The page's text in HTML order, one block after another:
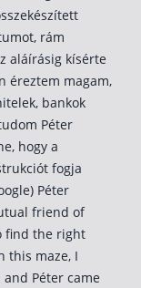
rám
aláírásig kísérte
éreztem magam,
bankok
Péter
hogy a
fogja
Péter
friend of
find the right
this maze, I
Péter came